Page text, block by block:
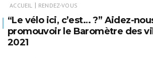
ACCUEIL | RENDEZ-VOUS
“Le vélo ici, c’est… ?” Aidez-
promouvoir le Baromètre des
2021